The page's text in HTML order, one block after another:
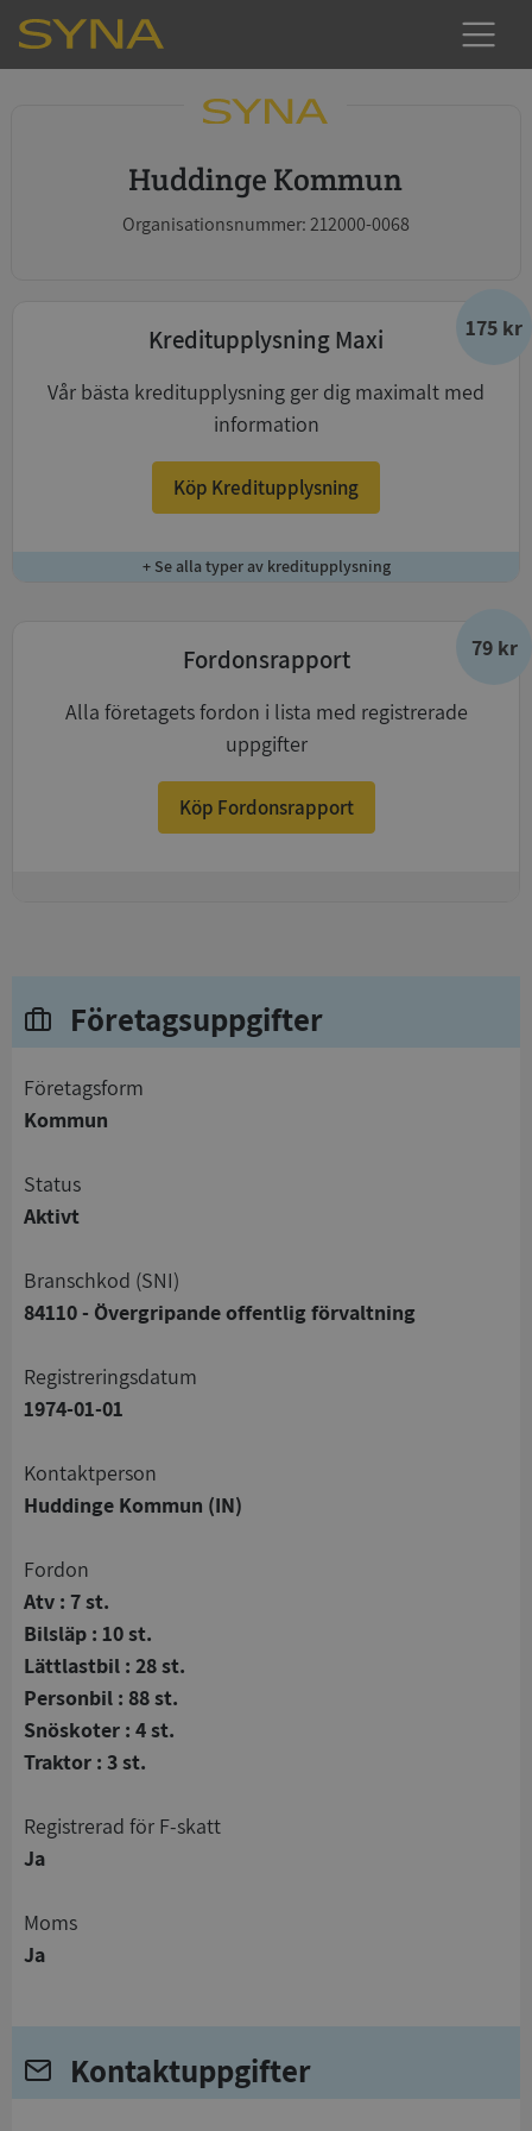
Huddinge Kommun
Organisationsnummer: 212000-0068
175 kr
Kreditupplysning Maxi
Vår bästa kreditupplysning ger dig maximalt med
information
Köp Kreditupplysning
+ Se alla typer av kreditupplysning
79 kr
Fordonsrapport
Alla företagets fordon i lista med registrerade
uppgifter
Köp Fordonsrapport
Företagsuppgifter
företagsform
Kommun
status
Aktivt
branschkod (SNI)
84110 - Övergripande offentlig förvaltning
registreringsdatum
1974-01-01
Kontaktperson
Huddinge Kommun (IN)
Fordon
Atv : 7 st.
Bilsläp : 10 st.
Lättlastbil : 28 st.
Personbil : 88 st.
Snöskoter : 4 st.
Traktor : 3 st.
registrerad för F-skatt
Ja
Moms
Ja
Kontaktuppgifter